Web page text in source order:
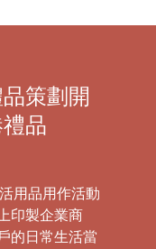
策劃開
品
用品用作活動
印製企業商
的日常生活當